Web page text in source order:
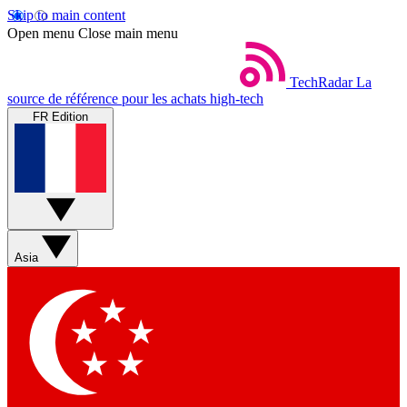
Skip to main content
Open menu Close main menu
TechRadar La
source de référence pour les achats high-tech
FR Edition
Asia